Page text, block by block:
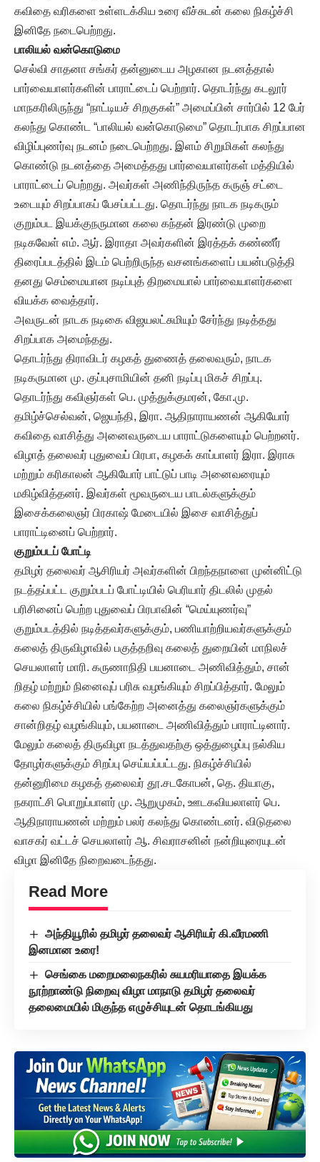
கவிதை வரிகளை உள்ளடக்கிய உரை வீச்சுடன் கலை நிகழ்ச்சி
இனிதே நடைபெற்றது.
பாலியல் வன்கொடுமை
செல்வி சாதனா சங்கர் தன்னுடைய அழகான நடனத்தால்
பார்வையாளர்களின் பாராட்டைப் பெற்றார். தொடர்ந்து கடலூர்
மாநகரிலிருந்து “நாட்டியச் சிறகுகள்” அமைப்பின் சார்பில் 12 பேர்
கலந்து கொண்ட “பாலியல் வன்கொடுமை” தொடர்பாக சிறப்பான
விழிப்புணர்வு நடனம் நடைபெற்றது. இளம் சிறுமிகள் கலந்து
கொண்டு நடனத்தை அமைத்தது பார்வையாளர்கள் மத்தியில்
பாராட்டைப் பெற்றது. அவர்கள் அணிந்திருந்த கருஞ் சட்டை
உடையும் சிறப்பாகப் பேசப்பட்டது. தொடர்ந்து நாடக நடிகரும்
குறும்பட இயக்குநருமான கலை கந்தன் இரண்டு முறை
நடிகவேள் எம். ஆர். இராதா அவர்களின் இரத்தக் கண்ணீர்
திரைப்படத்தில் இடம் பெற்றிருந்த வசனங்களைப் பயன்படுத்தி
தனது செம்மையான நடிப்புத் திறமையால் பார்வையாளர்களை
வியக்க வைத்தார்.
அவருடன் நாடக நடிகை விஜயலட்சுமியும் சேர்ந்து நடித்தது
சிறப்பாக அமைந்தது.
தொடர்ந்து திராவிடர் கழகத் துணைத் தலைவரும், நாடக
நடிகருமான மு. குப்புசாமியின் தனி நடிப்பு மிகச் சிறப்பு.
தொடர்ந்து கவிஞர்கள் பெ. முத்துக்குமரன், கோ.மு.
தமிழ்ச்செல்வன், ஜெயந்தி, இரா. ஆதிநாராயணன் ஆகியோர்
கவிதை வாசித்து அனைவருடைய பாராட்டுகளையும் பெற்றனர்.
விழாத் தலைவர் புதுவைப் பிரபா, கழகக் காப்பாளர் இரா. இராசு
மற்றும் கரிகாலன் ஆகியோர் பாட்டுப் பாடி அனைவரையும்
மகிழ்வித்தனர். இவர்கள் மூவருடைய பாடல்களுக்கும்
இசைக்கலைஞர் பிரகாஷ் மேடையில் இசை வாசித்துப்
பாராட்டினைப் பெற்றார்.
குறும்படப் போட்டி
தமிழர் தலைவர் ஆசிரியர் அவர்களின் பிறந்தநாளை முன்னிட்டு
நடத்தப்பட்ட குறும்படப் போட்டியில் பெரியார் திடலில் முதல்
பரிசினைப் பெற்ற புதுவைப் பிரபாவின் “மெய்யுணர்வு”
குறும்படத்தில் நடித்தவர்களுக்கும், பணியாற்றியவர்களுக்கும்
கலைத் திருவிழாவில் பகுத்தறிவு கலைத் துறையின் மாநிலச்
செயலாளர் மாரி. கருணாநிதி பயனாடை அணிவித்தும், சான்
றிதழ் மற்றும் நினைவுப் பரிசு வழங்கியும் சிறப்பித்தார். மேலும்
கலை நிகழ்ச்சியில் பங்கேற்ற அனைத்து கலைஞர்களுக்கும்
சான்றிதழ் வழங்கியும், பயனாடை அணிவித்தும் பாராட்டினார்.
மேலும் கலைத் திருவிழா நடத்துவதற்கு ஒத்துழைப்பு நல்கிய
தோழர்களுக்கும் சிறப்பு செய்யப்பட்டது. நிகழ்ச்சியில்
தன்னுரிமை கழகத் தலைவர் தூ.சடகோபன், தெ. தியாகு,
நகராட்சி பொறுப்பாளர் மு. ஆறுமுகம், ஊடகவியலாளர் பெ.
ஆதிநாராயணன் மற்றும் பலர் கலந்து கொண்டனர். விடுதலை
வாசகர் வட்டச் செயலாளர் ஆ. சிவராசனின் நன்றியுரையுடன்
விழா இனிதே நிறைவடைந்தது.
Read More
அந்தியூரில் தமிழர் தலைவர் ஆசிரியர் கி.வீரமணி
இனமான உரை!
செங்கை மறைமலைநகரில் சுயமரியாதை இயக்க
நூற்றாண்டு நிறைவு விழா மாநாடு தமிழர் தலைவர்
தலைமையில் மிகுந்த எழுச்சியுடன் தொடங்கியது